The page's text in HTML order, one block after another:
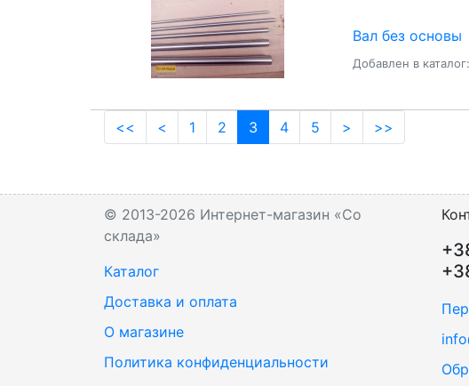
Вал без основы
Добавлен в
<< < 1 2 3 (current)
4 5 > >>
© 2013-2026 Интернет-магазин «Со
склада»
Каталог
Доставка и оплата
О магазине
Политика конфиденциальности